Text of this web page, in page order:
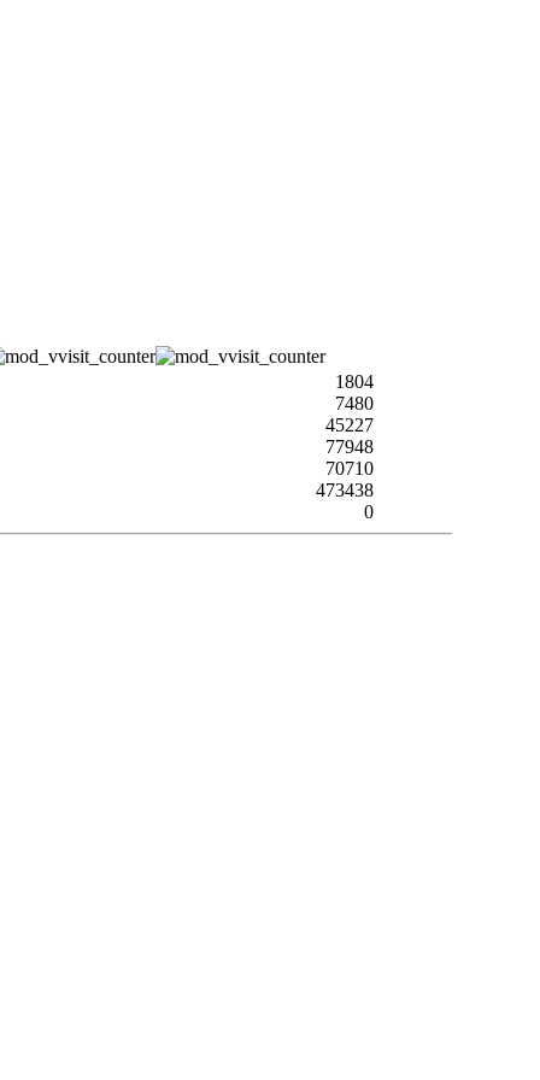
1804
7480
45227
77948
70710
473438
0